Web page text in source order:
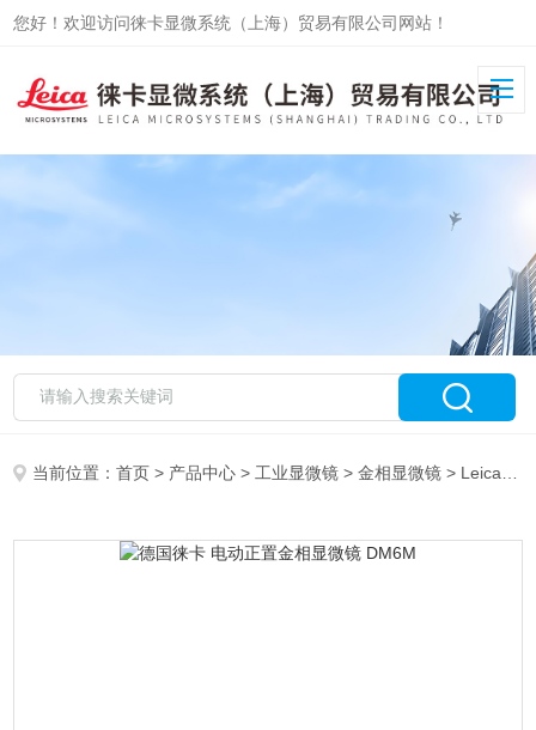
您好！欢迎访问徕卡显微系统（上海）贸易有限公司网站！
当前位置：首页 > 产品中心 > 工业显微镜 >金相显微镜 > Leica DM6 M德国徕卡 电动正置金相显微镜 DM6M